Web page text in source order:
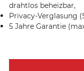
drahtlos beheizbar,
Privacy-Verglasung
5 Jahre Garantie